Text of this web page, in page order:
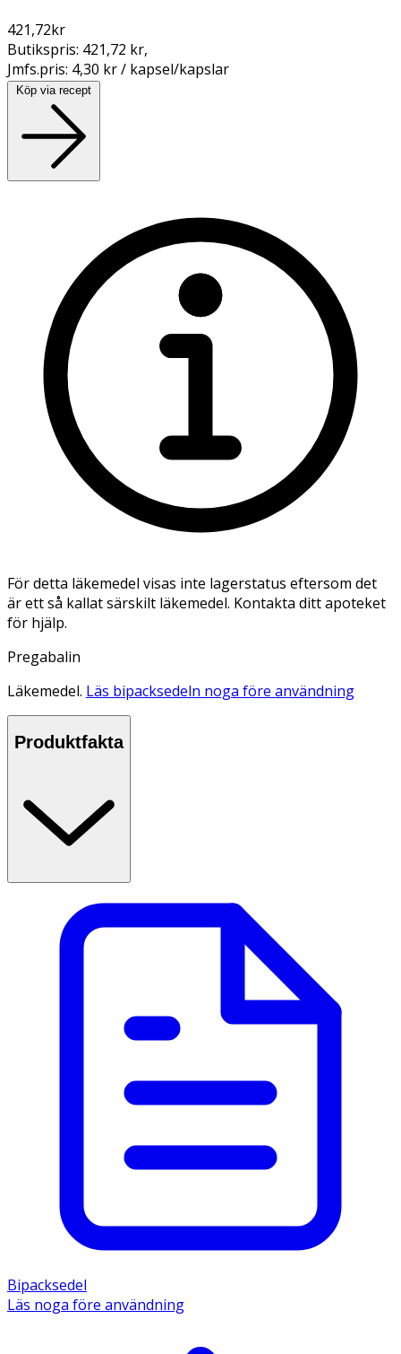
421,72kr
Butikspris: 421,72 kr,
Jmfs.pris: 4,30 kr / kapsel/kapslar
Köp via recept
För detta läkemedel visas inte lagerstatus eftersom det
är ett så kallat särskilt läkemedel. Kontakta ditt apoteket
för hjälp.
Pregabalin
Läkemedel. Läs bipacksedeln noga före användning
Produktfakta
Bipacksedel
Läs noga före användning